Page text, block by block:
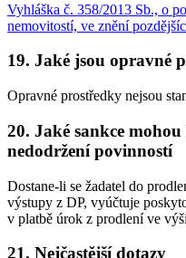
Vyhláška č. 358/2013 Sb., o
nemovitostí, ve znění
19. Jaké jsou opravné
Opravné prostředky nejsou
20. Jaké sankce
nedodržení povinností
Dostane-li se žadatel do
výstupy z DP, vyúčtuje
v platbě úrok z prodlení ve
21. Nejčastější dotazy